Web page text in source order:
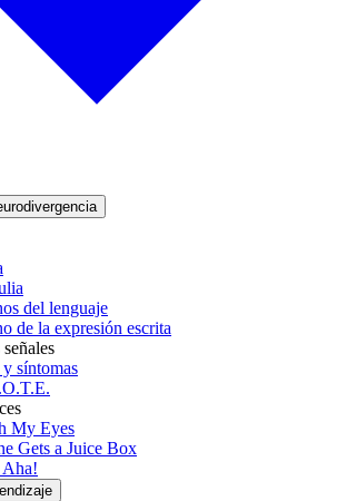
del lenguaje
de la expresión escrita
y síntomas
My Eyes
Gets a Juice Box